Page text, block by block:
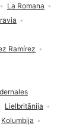
Lielbritānija
Kolumbija
La Romana
Ramírez